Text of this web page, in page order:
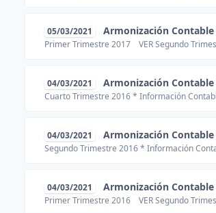
05/03/2021 Armonización Contable
Primer Trimestre 2017 VER Segundo
04/03/2021 Armonización Contable
Cuarto Trimestre 2016 * Información
04/03/2021 Armonización Contable
Segundo Trimestre 2016 * Información
04/03/2021 Armonización Contable
Primer Trimestre 2016 VER Segundo